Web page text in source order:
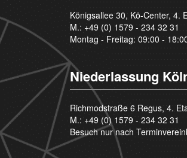
Königsallee 30, Kö-Center, 4.
M.: +49 (0) 1579 - 234 32 31
Montag - Freitag: 09:00 -
Niederlassung
Richmodstraße 6 Regus, 4.
M.: +49 (0) 1579 - 234 32 31
Besuch nur nach